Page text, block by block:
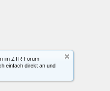
im ZTR Forum
einfach direkt an und